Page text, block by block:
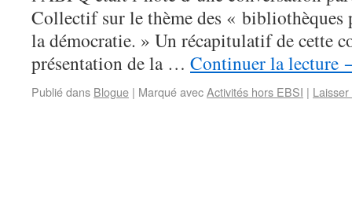
Collectif sur le thème des « bibliothèques
la démocratie. » Un récapitulatif de cette
présentation de la … Continuer la lecture
Publié dans Blogue | Marqué avecActivités hors EBSI |